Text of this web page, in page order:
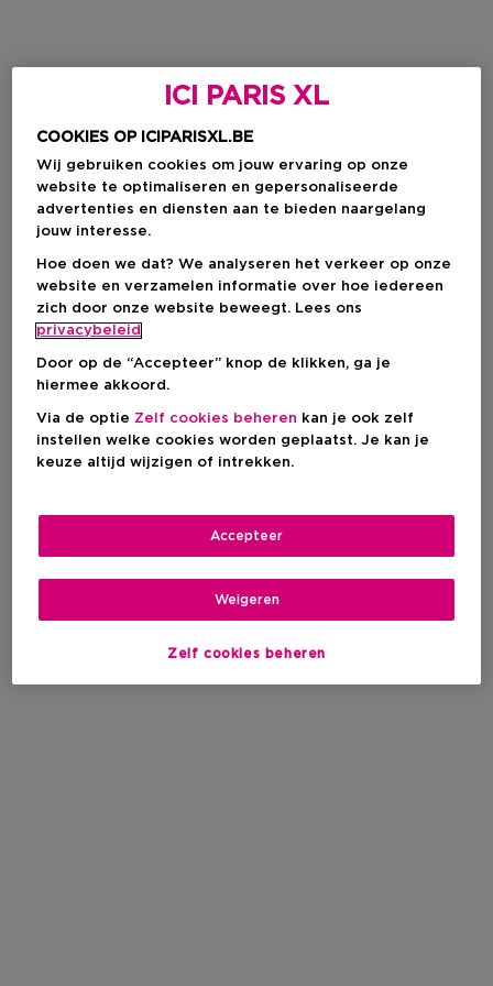
ICI PARIS XL
COOKIES OP ICIPARISXL.BE
Wij gebruiken cookies om jouw ervaring op onze
website te optimaliseren en gepersonaliseerde
advertenties en diensten aan te bieden naargelang
jouw interesse.
Hoe doen we dat? We analyseren het verkeer op onze
website en verzamelen informatie over hoe iedereen
zich door onze website beweegt. Lees ons
privacybeleid
Door op de “Accepteer” knop de klikken, ga je
hiermee akkoord.
Via de optie Zelf cookies beheren kan je ook zelf
instellen welke cookies worden geplaatst. Je kan je
keuze altijd wijzigen of intrekken.
Zelf cookies beheren
Weigeren
Accepteer